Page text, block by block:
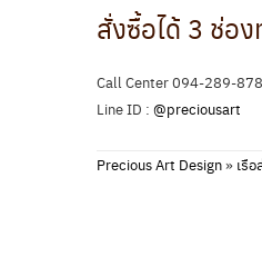
สั่งซื้อได้ 3 ช่อง
Call Center 094-289-
Line ID : @preciousart
Precious Art Design» เรื